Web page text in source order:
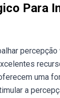
Para
percepção
uma
a